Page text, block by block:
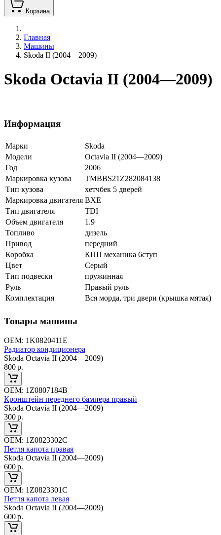
Корзина
Главная
Машины
Skoda II (2004—2009)
Skoda Octavia II (2004—2009)
Информация
Марки
Skoda
Модели
Octavia II (2004—2009)
Год
2006
Маркировка кузова
TMBBS21Z282084138
Тип кузова
хетчбек 5 дверей
Маркировка двигателя BXE
Тип двигателя
TDI
Объем двигателя
1.9
Топливо
дизель
Привод
передний
Коробка
КПП механика 6ступ
Цвет
Серый
Тип подвески
пружинная
Руль
Правый руль
Комплектация
Вся морда, три двери (крышка мятая)
Товары машины
ОЕМ: 1K0820411E
Радиатор кондиционера
Skoda Octavia II (2004—2009)
800р.
ОЕМ: 1Z0807184B
Кронштейн переднего бампера правый
Skoda Octavia II (2004—2009)
300р.
ОЕМ: 1Z0823302C
Петля капота правая
Skoda Octavia II (2004—2009)
600р.
ОЕМ: 1Z0823301C
Петля капота левая
Skoda Octavia II (2004—2009)
600р.